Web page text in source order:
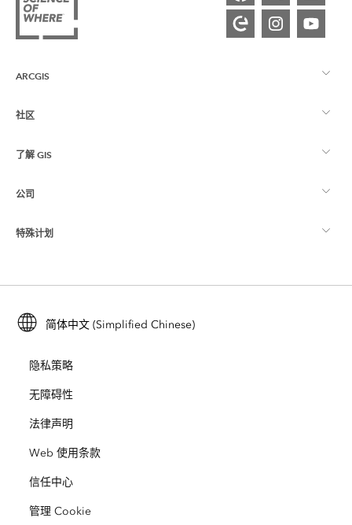
ARCGIS
ArcGIS 概览
制图
Esri Store
社区
Esri 社区
ArcGIS 博客
Esri 年轻专家关系网
了解 GIS
什么是 GIS？
位置智能
培训
ArcUser
ArcNews
ArcWatch
Esri 视频
公司
关于 Esri
招贤纳士
开放视野
业务行为准则
特殊计划
ArcGIS for Student Use
保护
教育
简体中文 (Simplified Chinese)
隐私策略
无障碍性
法律声明
Web 使用条款
信任中心
管理 Cookie